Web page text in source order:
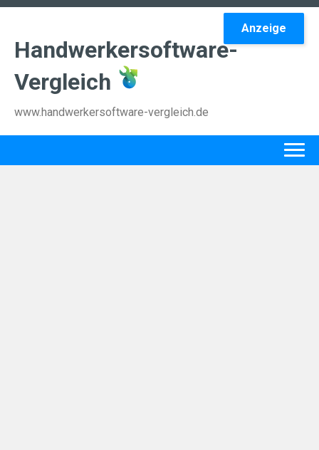
Anzeige
Handwerkersoftware-
Vergleich
www.handwerkersoftware-vergleich.de